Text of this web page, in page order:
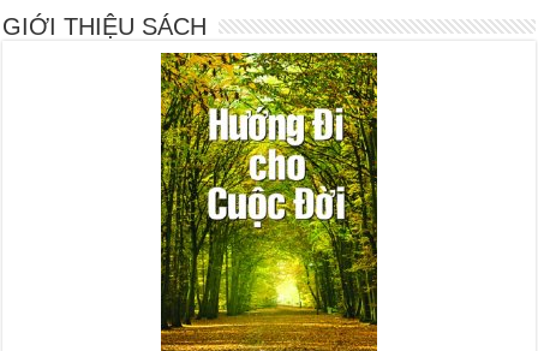
GIỚI THIỆU SÁCH